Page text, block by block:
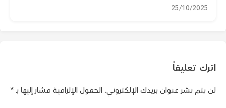
25/10/2025
اترك تعليقاً
لن يتم نشر عنوان بريدك الإلكتروني. الحقول الإلزامية مشار إليها بـ*